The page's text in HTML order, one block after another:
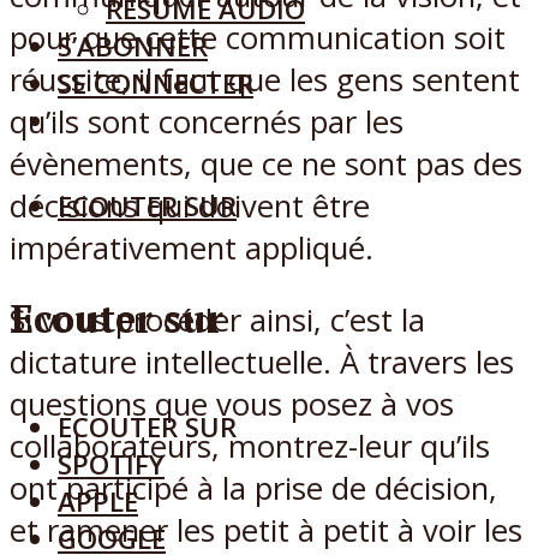
RÉSUMÉ AUDIO
S’ABONNER
SE CONNECTER
ECOUTER SUR
Ecouter sur
ECOUTER SUR
SPOTIFY
APPLE
GOOGLE
pour que cette communication soit
réussite, il faut que les gens sentent
qu’ils sont concernés par les
évènements, que ce ne sont pas des
décisions qui doivent être
impérativement appliqué.
Si vous procéder ainsi, c’est la
dictature intellectuelle. À travers les
questions que vous posez à vos
collaborateurs, montrez-leur qu’ils
ont participé à la prise de décision,
et ramener les petit à petit à voir les